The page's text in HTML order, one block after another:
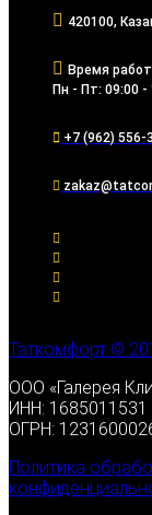
420100,
Время
Пн - Пт: 09:00 -
+7 (962) 556-
Таткомфорт ©
ООО «Галерея
ИНН: 1685011531
ОГРН:
Политика